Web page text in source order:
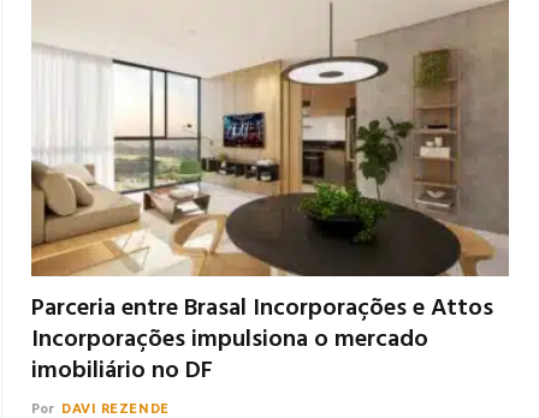
Parceria entre Brasal Incorporações e Attos
Incorporações impulsiona o mercado
imobiliário no DF
Por DAVI REZENDE